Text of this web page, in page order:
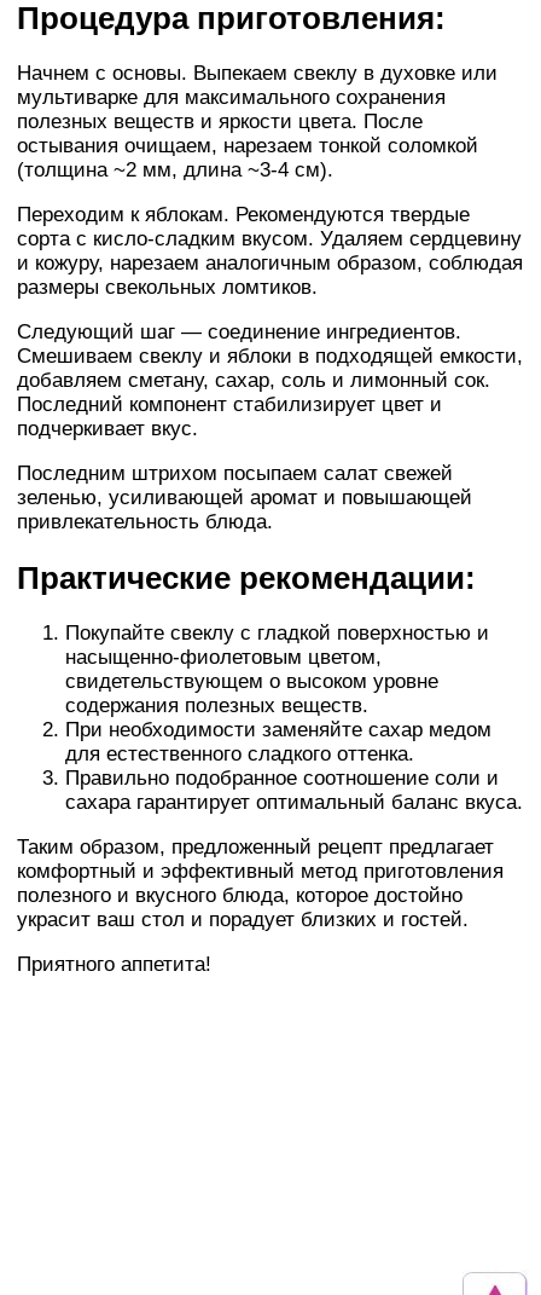
Процедура приготовления:
Начнем с основы. Выпекаем свеклу в духовке или
мультиварке для максимального сохранения
полезных веществ и яркости цвета. После
остывания очищаем, нарезаем тонкой соломкой
(толщина ~2 мм, длина ~3-4 см).
Переходим к яблокам. Рекомендуются твердые
сорта с кисло-сладким вкусом. Удаляем сердцевину
и кожуру, нарезаем аналогичным образом, соблюдая
размеры свекольных ломтиков.
Следующий шаг — соединение ингредиентов.
Смешиваем свеклу и яблоки в подходящей емкости,
добавляем сметану, сахар, соль и лимонный сок.
Последний компонент стабилизирует цвет и
подчеркивает вкус.
Последним штрихом посыпаем салат свежей
зеленью, усиливающей аромат и повышающей
привлекательность блюда.
Практические рекомендации:
Покупайте свеклу с гладкой поверхностью и
насыщенно-фиолетовым цветом,
свидетельствующем о высоком уровне
содержания полезных веществ.
При необходимости заменяйте сахар медом
для естественного сладкого оттенка.
Правильно подобранное соотношение соли и
сахара гарантирует оптимальный баланс вкуса.
Таким образом, предложенный рецепт предлагает
комфортный и эффективный метод приготовления
полезного и вкусного блюда, которое достойно
украсит ваш стол и порадует близких и гостей.
Приятного аппетита!